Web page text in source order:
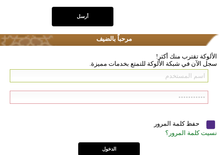
مرحباً بالضيف
الألوكة تقترب منك أكثر!
سجل الآن في شبكة الألوكة للتمتع بخدمات مميزة.
حفظ كلمة المرور
نسيت كلمة المرور؟